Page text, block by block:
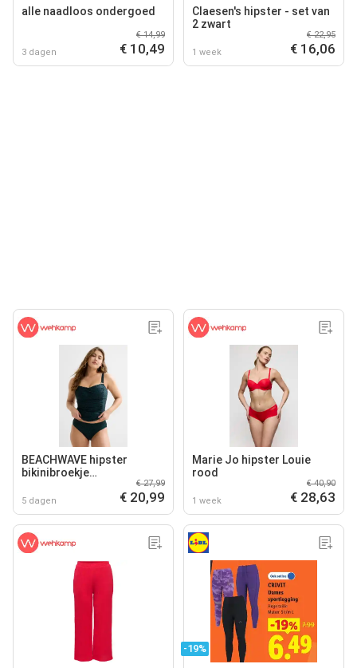
alle naadloos ondergoed
3 dagen
€ 14,99
€ 10,49
Claesen's hipster - set van
2 zwart
1 week
€ 22,95
€ 16,06
BEACHWAVE hipster
bikinibroekje
5 dagen
€ 27,99
€ 20,99
Marie Jo hipster Louie
rood
1 week
€ 40,90
€ 28,63
-19%